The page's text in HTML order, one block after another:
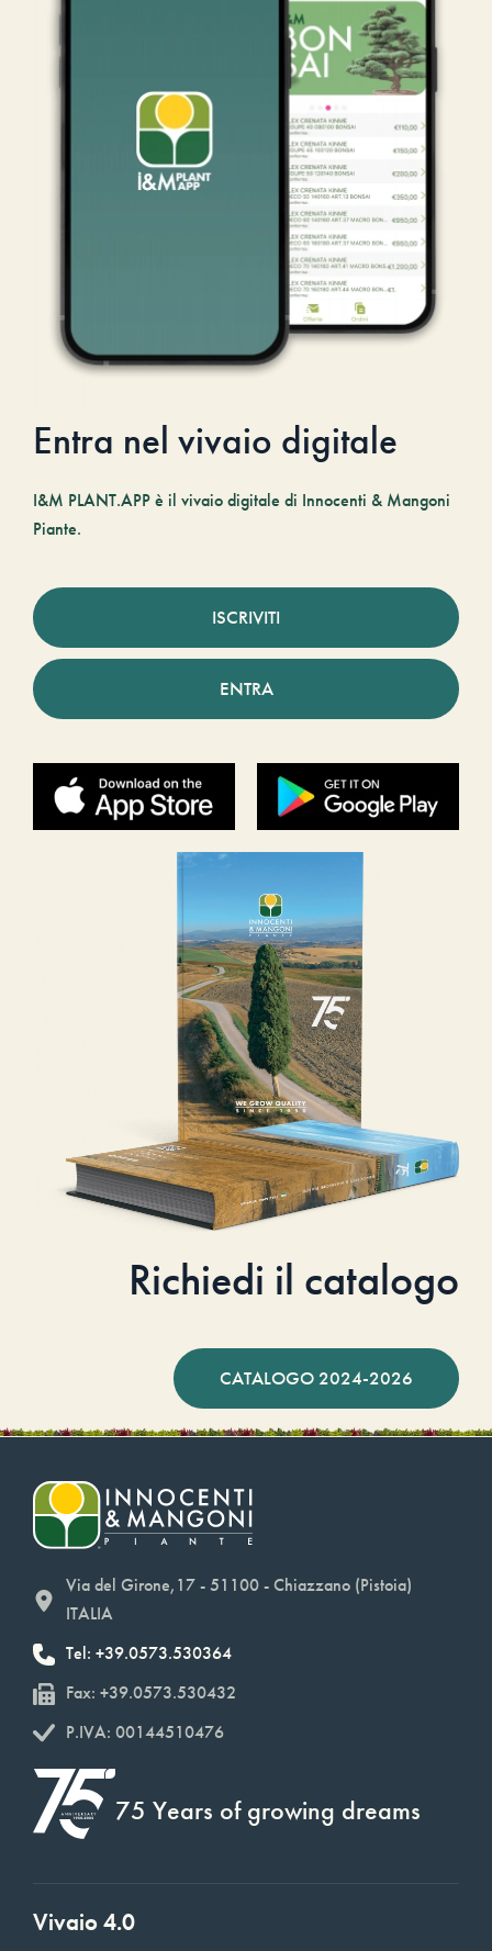
Entra nel vivaio digitale
I&M PLANT.APP è il vivaio digitale di Innocenti & Mangoni
Piante.
ISCRIVITI
ENTRA
Richiedi il catalogo
CATALOGO 2024-2026
Via del Girone,17 - 51100 - Chiazzano (Pistoia)
ITALIA
Tel: +39.0573.530364
Fax: +39.0573.530432
P.IVA: 00144510476
75 Years of growing dreams
Vivaio 4.0